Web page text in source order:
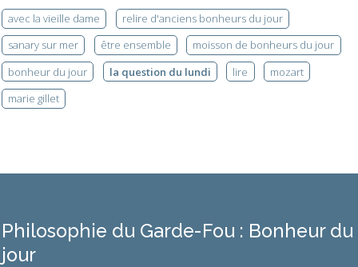
avec la vieille dame
relire d'anciens bonheurs du jour
sanary sur mer
être ensemble
moisson de bonheurs du jour
bonheur du jour
la question du lundi lire
mozart
marie gillet
Philosophie du Garde-Fou : Bonheur du
jour